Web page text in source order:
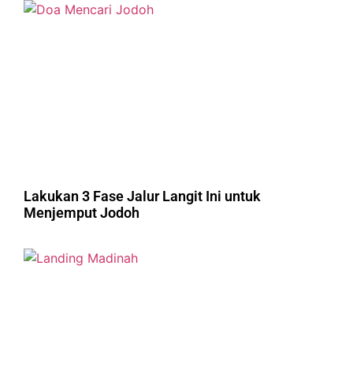
Lakukan 3 Fase Jalur Langit Ini untuk
Menjemput Jodoh